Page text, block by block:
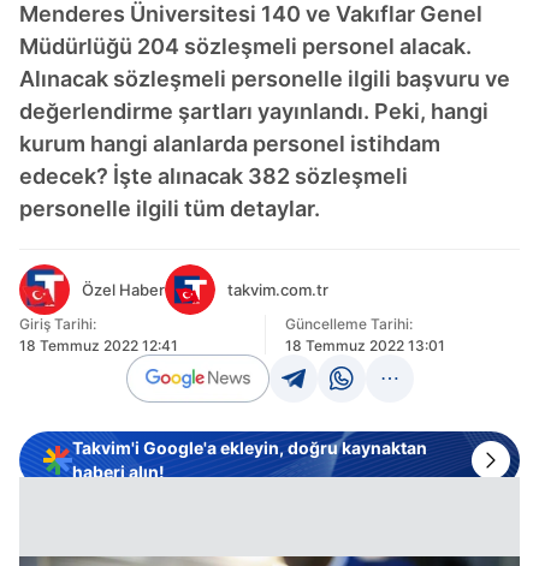
Menderes Üniversitesi 140 ve Vakıflar Genel
Müdürlüğü 204 sözleşmeli personel alacak.
Alınacak sözleşmeli personelle ilgili başvuru ve
değerlendirme şartları yayınlandı. Peki, hangi
kurum hangi alanlarda personel istihdam
edecek? İşte alınacak 382 sözleşmeli
personelle ilgili tüm detaylar.
Özel Haber takvim.com.tr
Giriş Tarihi:
18 Temmuz 2022 12:41
Güncelleme Tarihi:
18 Temmuz 2022 13:01
Takvim'i Google'a ekleyin, doğru kaynaktan
haberi alın!